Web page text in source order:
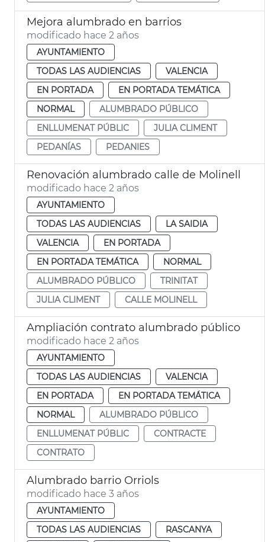
Mejora alumbrado en barrios
modificado hace 2 años
AYUNTAMIENTO
TODAS LAS AUDIENCIAS
VALENCIA
EN PORTADA
EN PORTADA TEMÁTICA
NORMAL
ALUMBRADO PÚBLICO
ENLLUMENAT PÚBLIC
JULIA CLIMENT
PEDANÍAS
PEDANIES
Renovación alumbrado calle de Molinell
modificado hace 2 años
AYUNTAMIENTO
TODAS LAS AUDIENCIAS
LA SAIDIA
VALENCIA
EN PORTADA
EN PORTADA TEMÁTICA
NORMAL
ALUMBRADO PÚBLICO
TRINITAT
JULIA CLIMENT
CALLE MOLINELL
Ampliación contrato alumbrado público
modificado hace 2 años
AYUNTAMIENTO
TODAS LAS AUDIENCIAS
VALENCIA
EN PORTADA
EN PORTADA TEMÁTICA
NORMAL
ALUMBRADO PÚBLICO
ENLLUMENAT PÚBLIC
CONTRACTE
CONTRATO
Alumbrado barrio Orriols
modificado hace 3 años
AYUNTAMIENTO
TODAS LAS AUDIENCIAS
RASCANYA